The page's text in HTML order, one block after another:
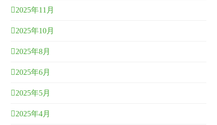
2025年11月
2025年10月
2025年8月
2025年6月
2025年5月
2025年4月